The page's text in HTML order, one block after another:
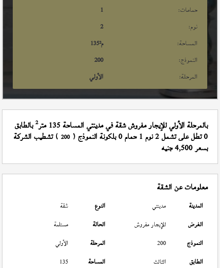
حمامات:
1
نوم:
2
المساحة:
135م²
النموذج:
200
المرحلة:
الأولي
بالمرحلة الأولي للإيجار مفروش شقة في مدينتي المساحة 135 متر 2بالطابق
0 تطل على تشمل 2 نوم 1 حمام 0 بلكونة النموذج ( 200 ) تشطيب الشركة
بسعر 4,500 جنيه
معلومات عن الشقة
المدينة مدينتي النوع
شقة
الغرض
للإيجار مفروش الحالة
مستلمة
النموذج
200 المرحلة
الأولي
الطابق
الثالث المساحة
135